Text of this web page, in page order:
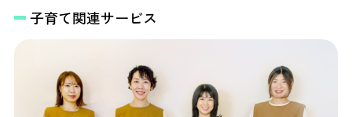
子育て関連サービス